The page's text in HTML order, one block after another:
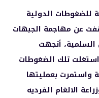
للضغوطات الدولية
عن مهاجمة الجبهات
أتجهت
تلك الضغوطات
واستمرت بعمليتها
الالغام الفرديه